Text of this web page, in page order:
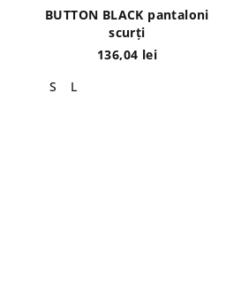
BUTTON BLACK pantaloni
scurți
136,04 lei
S
L